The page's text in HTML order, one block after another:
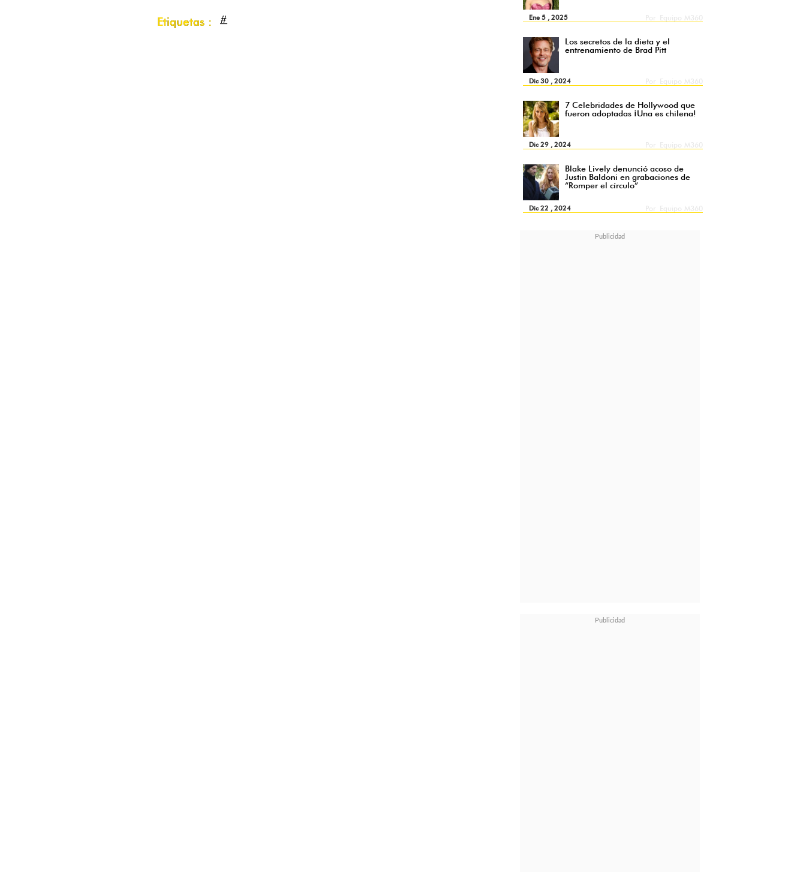
Ene 5 , 2025
Los secretos de la dieta y el
entrenamiento de Brad Pitt
Dic 30 , 2024
7 Celebridades de Hollywood que
fueron adoptadas ¡Una es chilena!
Dic 29 , 2024
Blake Lively denunció acoso de
Justin Baldoni en grabaciones de
“Romper el círculo”
Dic 22 , 2024
Etiquetas : #